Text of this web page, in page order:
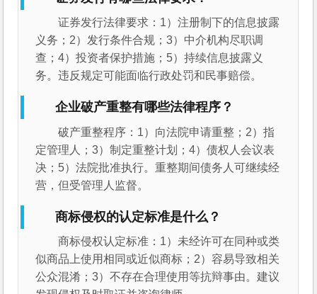
证券发行法律要求：1）注册制下的信息披露
义务；2）发行条件合规；3）中介机构尽职调
查；4）投资者保护措施；5）持续信息披露义
务。违反规定可能面临行政处罚和民事赔偿。
企业破产重整有哪些法律程序？
破产重整程序：1）向法院申请重整；2）指
定管理人；3）制定重整计划；4）债权人会议表
决；5）法院批准执行。重整期间债务人可继续经
营，但受管理人监督。
商标侵权的认定标准是什么？
商标侵权认定标准：1）未经许可在同种或类
似商品上使用相同或近似商标；2）容易导致相关
公众混淆；3）不存在合理使用等抗辩事由。建议